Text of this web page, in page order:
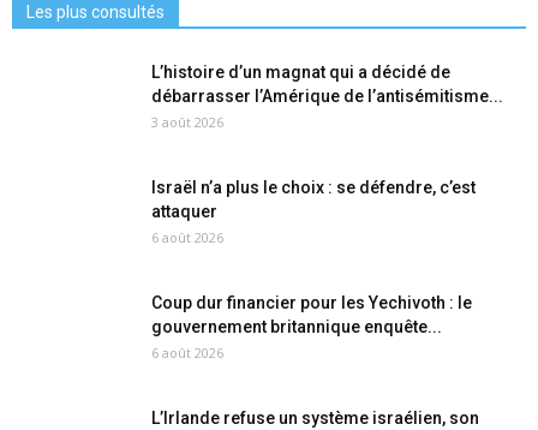
Les plus consultés
L’histoire d’un magnat qui a décidé de
débarrasser l’Amérique de l’antisémitisme...
3 août 2026
Israël n’a plus le choix : se défendre, c’est
attaquer
6 août 2026
Coup dur financier pour les Yechivoth : le
gouvernement britannique enquête...
6 août 2026
L’Irlande refuse un système israélien, son